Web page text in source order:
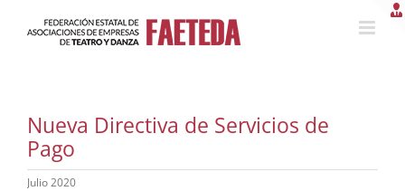
Nueva Directiva de Servicios de
Pago
Julio 2020